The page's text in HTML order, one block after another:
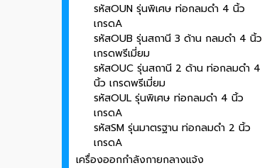
รหัสOUN รุ่นพิเศษ ท่อกลมดำ 4 นิ้ว
เกรดA
รหัสOUB รุ่นสถานี 3 ด้าน กลมดำ 4 นิ้ว
เกรดพรีเมี่ยม
รหัสOUC รุ่นสถานี 2 ด้าน ท่อกลมดำ 4
นิ้ว เกรดพรีเมี่ยม
รหัสOUL รุ่นพิเศษ ท่อกลมดำ 4 นิ้ว
เกรดA
รหัสSM รุ่นมาตรฐาน ท่อกลมดำ 2 นิ้ว
เกรดA
เครื่องออกกำลังกายกลางแจ้ง